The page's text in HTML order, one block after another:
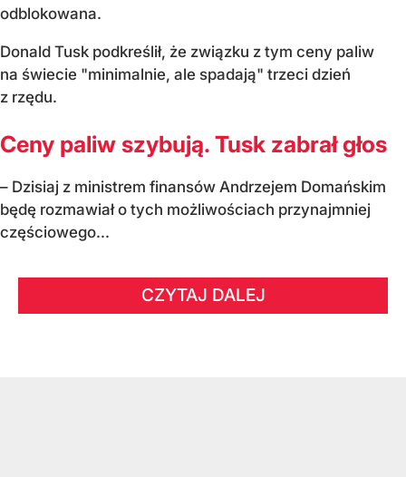
odblokowana.
Donald Tusk podkreślił, że związku z tym ceny paliw
na świecie "minimalnie, ale spadają" trzeci dzień
z rzędu.
Ceny paliw szybują. Tusk zabrał głos
– Dzisiaj z ministrem finansów Andrzejem Domańskim
będę rozmawiał o tych możliwościach przynajmniej
częściowego...
CZYTAJ DALEJ